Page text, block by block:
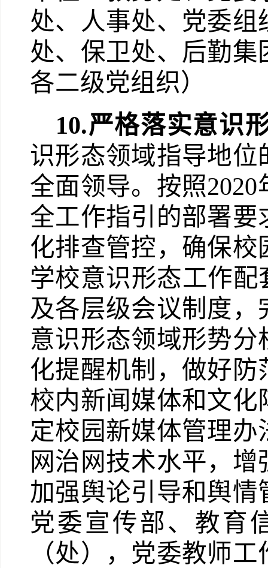
处、人事处、党委
处、保卫处、后勤
各二级党组织）
10.严格落实意识
识形态领域指导地
全面领导。按照2020
全工作指引的部署
化排查管控，确保
学校意识形态工作
及各层级会议制度
意识形态领域形势
化提醒机制，做好
校内新闻媒体和文
定校园新媒体管理
网治网技术水平，
加强舆论引导和舆
党委宣传部、教育
（处），党委教师